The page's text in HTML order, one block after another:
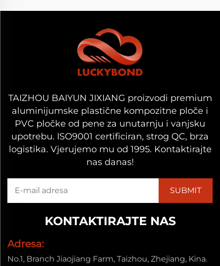
TAIZHOU BAIYUN JIXIANG proizvodi premium
aluminijumske plastične kompozitne ploče i
PVC pločke od pene za unutarnju i vanjsku
upotrebu. ISO9001 certificiran, strog QC, brza
logistika. Vjerujemo mu od 1995. Kontaktirajte
nas danas!
KONTAKTIRAJTE NAS
Adresa:
No.1, Branch Jiaojiang Farm, Taizhou, Zhejiang, Kina.